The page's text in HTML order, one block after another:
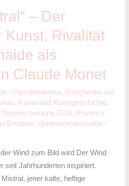
– Der
Kunst, Rivalität
als
Claude Monet
/ Familiendrama, Geschenke mit
, Kunst und Kunstgeschichte,
Neuerscheinung 2026, Povence
Emotion, Unternehmenskultur /
Wind zum Bild wird Der Wind
seit Jahrhunderten inspiriert.
jener kalte, heftige